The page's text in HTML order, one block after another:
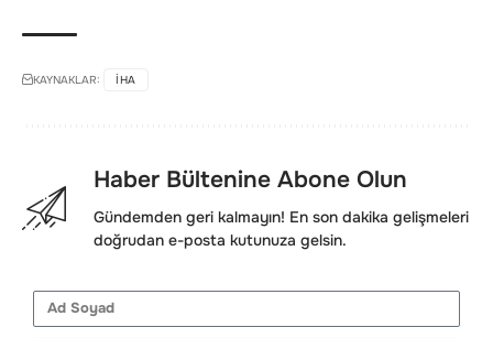
KAYNAKLAR: IHA
Haber Bültenine Abone Olun
Gündemden geri kalmayın! En son dakika gelişmeleri
doğrudan e-posta kutunuza gelsin.